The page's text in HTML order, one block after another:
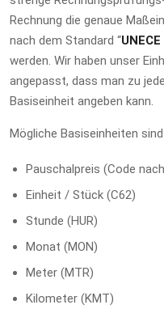
Rechnung die genaue
nach dem Standard “
werden. Wir haben unser
angepasst, dass man zu
Basiseinheit angeben kann.
Mögliche Basiseinheiten
Pauschalpreis (Code
Einheit / Stück (C62)
Stunde (HUR)
Monat (MON)
Meter (MTR)
Kilometer (KMT)